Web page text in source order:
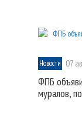
Новости 07
ФПБ
муралов,